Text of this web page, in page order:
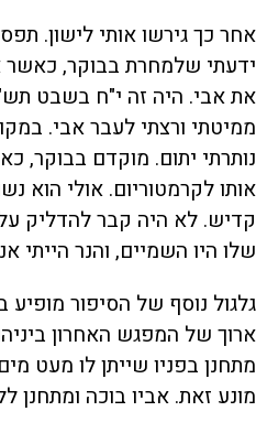
אחר כך גירשו אותי לישון.
ידעתי שלמחרת בבוקר,
את אבי. היה זה י"ח בשבט
ממיטתי ורצתי לעבר אבי.
נותרתי יתום. מוקדם בבוקר,
אותו לקרמטוריום. אולי הוא
קדיש. לא היה קבר להדליק
שלו היו השמיים, והנר הייתי
גלגול נוסף של הסיפור
ארוך של המפגש האחרון
מתחנן בפניו שייתן לו מעט
מונע זאת. אביו בוכה ומתחנן